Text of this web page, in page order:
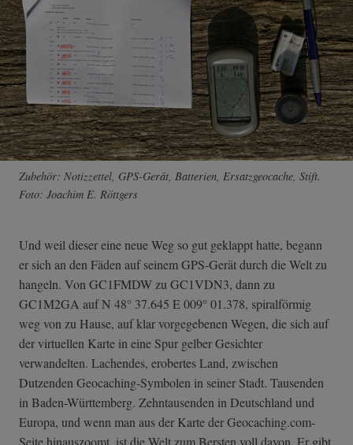
Zubehör: Notizzettel, GPS-Gerät, Batterien, Ersatzgeocache, Stift.
Foto: Joachim E. Röttgers
Und weil dieser eine neue Weg so gut geklappt hatte, begann
er sich an den Fäden auf seinem GPS-Gerät durch die Welt zu
hangeln. Von GC1FMDW zu GC1VDN3, dann zu
GC1M2GA auf N 48° 37.645 E 009° 01.378, spiralförmig
weg von zu Hause, auf klar vorgegebenen Wegen, die sich auf
der virtuellen Karte in eine Spur gelber Gesichter
verwandelten. Lachendes, erobertes Land, zwischen
Dutzenden Geocaching-Symbolen in seiner Stadt. Tausenden
in Baden-Württemberg. Zehntausenden in Deutschland und
Europa, und wenn man aus der Karte der Geocaching.com-
Seite hinauszoomt, ist die Welt zum Bersten voll davon. Er gibt